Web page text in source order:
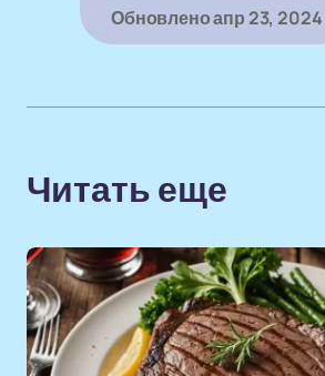
Обновленоапр 23, 2024
Читать еще